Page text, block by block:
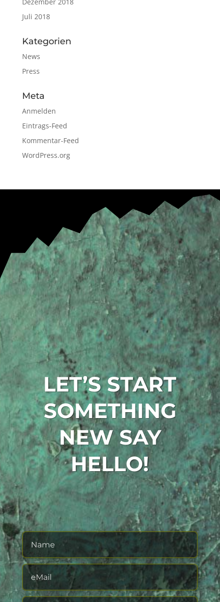
Dezember 2018
Juli 2018
Kategorien
News
Press
Meta
Anmelden
Eintrags-Feed
Kommentar-Feed
WordPress.org
LET’S START
SOMETHING
NEWSAY
HELLO!